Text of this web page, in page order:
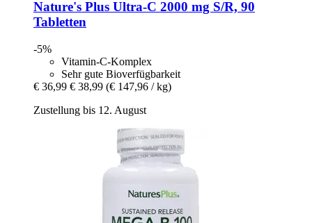
Nature's Plus Ultra-​C 2000 mg S/R, 90
Tabletten
-5%
Vitamin-C-Komplex
Sehr gute Bioverfügbarkeit
€ 36,99 € 38,99 (€ 147,96 / kg)
Zustellung bis 12. August